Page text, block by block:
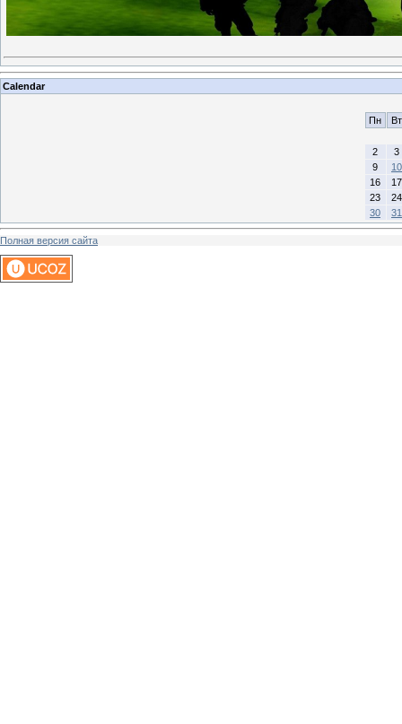
Calendar
Пн Вт
2
3
9
10
16
17
23
24
30
31
Полная версия сайта